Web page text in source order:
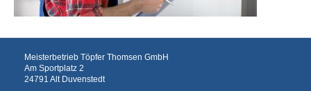
Meisterbetrieb Töpfer Thomsen GmbH
Am Sportplatz 2
24791 Alt Duvenstedt